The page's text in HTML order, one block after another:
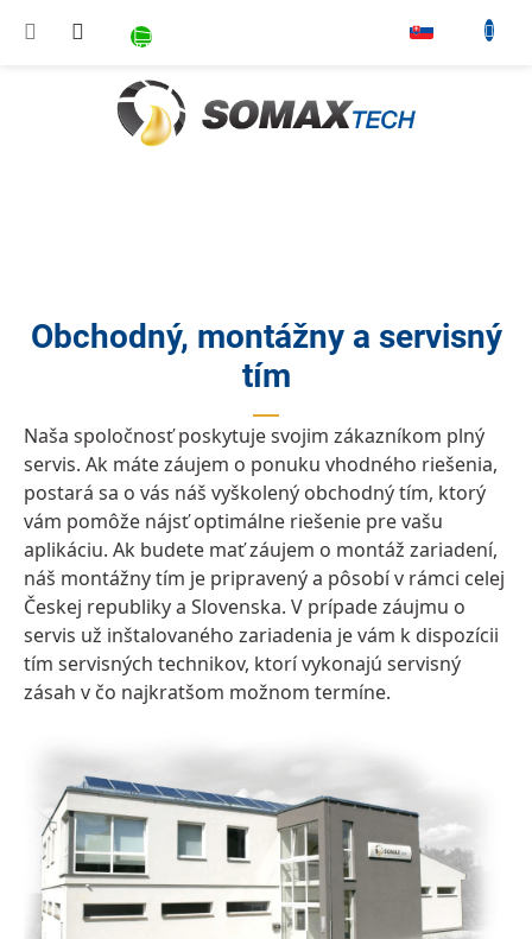
NÁKUPNÝ KOŠÍK
Obchodný, montážny a servisný
tím
Naša spoločnosť poskytuje svojim zákazníkom plný
servis. Ak máte záujem o ponuku vhodného riešenia,
postará sa o vás náš vyškolený obchodný tím, ktorý
vám pomôže nájsť optimálne riešenie pre vašu
aplikáciu. Ak budete mať záujem o montáž zariadení,
náš montážny tím je pripravený a pôsobí v rámci celej
Českej republiky a Slovenska. V prípade záujmu o
servis už inštalovaného zariadenia je vám k dispozícii
tím servisných technikov, ktorí vykonajú servisný
zásah v čo najkratšom možnom termíne.